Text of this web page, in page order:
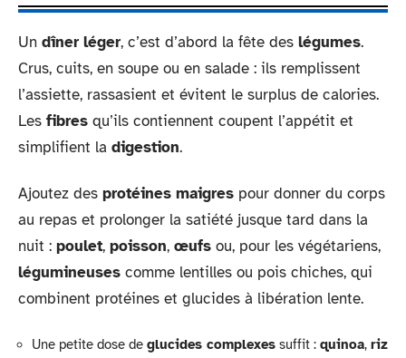
Un dîner léger, c’est d’abord la fête des légumes.
Crus, cuits, en soupe ou en salade : ils remplissent
l’assiette, rassasient et évitent le surplus de calories.
Les fibres qu’ils contiennent coupent l’appétit et
simplifient la digestion.
Ajoutez des protéines maigres pour donner du corps
au repas et prolonger la satiété jusque tard dans la
nuit : poulet, poisson, œufs ou, pour les végétariens,
légumineuses comme lentilles ou pois chiches, qui
combinent protéines et glucides à libération lente.
Une petite dose de glucides complexes suffit : quinoa, riz